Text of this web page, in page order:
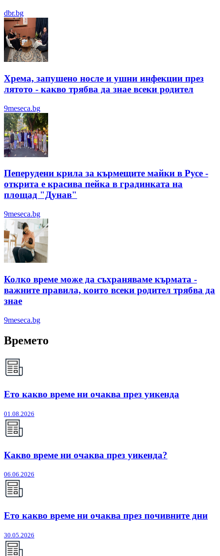
dbr.bg
Хрема, запушено носле и ушни инфекции през
лятотo - какво трябва да знае всеки родител
9meseca.bg
Пеперудени крила за кърмещите майки в Русе -
открита е красива пейка в градинката на
площад "Дунав"
9meseca.bg
Колко време може да съхраняваме кърмата -
важните правила, които всеки родител трябва да
знае
9meseca.bg
Времето
Ето какво време ни очаква през уикенда
01.08.2026
Какво време ни очаква през уикенда?
06.06.2026
Ето какво време ни очаква през почивните дни
30.05.2026